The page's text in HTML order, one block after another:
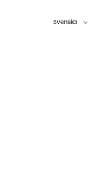
Svenska